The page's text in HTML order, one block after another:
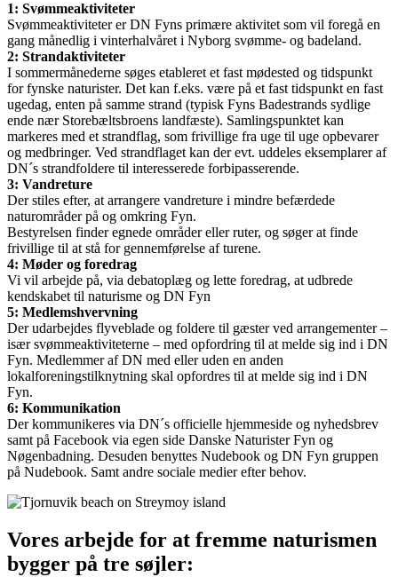
1: Svømmeaktiviteter
Svømmeaktiviteter er DN Fyns primære aktivitet som vil foregå en
gang månedlig i vinterhalvåret i Nyborg svømme- og badeland.
2: Strandaktiviteter
I sommermånederne søges etableret et fast mødested og tidspunkt
for fynske naturister. Det kan f.eks. være på et fast tidspunkt en fast
ugedag, enten på samme strand (typisk Fyns Badestrands sydlige
ende nær Storebæltsbroens landfæste). Samlingspunktet kan
markeres med et strandflag, som frivillige fra uge til uge opbevarer
og medbringer. Ved strandflaget kan der evt. uddeles eksemplarer af
DN´s strandfoldere til interesserede forbipasserende.
3: Vandreture
Der stiles efter, at arrangere vandreture i mindre befærdede
naturområder på og omkring Fyn.
Bestyrelsen finder egnede områder eller ruter, og søger at finde
frivillige til at stå for gennemførelse af turene.
4: Møder og foredrag
Vi vil arbejde på, via debatoplæg og lette foredrag, at udbrede
kendskabet til naturisme og DN Fyn
5: Medlemshvervning
Der udarbejdes flyveblade og foldere til gæster ved arrangementer –
især svømmeaktiviteterne – med opfordring til at melde sig ind i DN
Fyn. Medlemmer af DN med eller uden en anden
lokalforeningstilknytning skal opfordres til at melde sig ind i DN
Fyn.
6: Kommunikation
Der kommunikeres via DN´s officielle hjemmeside og nyhedsbrev
samt på Facebook via egen side Danske Naturister Fyn og
Nøgenbadning. Desuden benyttes Nudebook og DN Fyn gruppen
på Nudebook. Samt andre sociale medier efter behov.
Vores arbejde for at fremme naturismen
bygger på tre søjler: